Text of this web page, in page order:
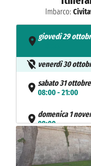
Imbarco:
giovedì 29
venerdì 30
sabato 31
08:00 - 21:00
domenica 1
08:00